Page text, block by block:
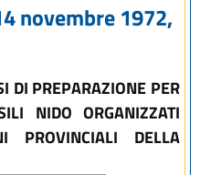
novembre 1972,
DI PREPARAZIONE PER
NIDO ORGANIZZATI
PROVINCIALI DELLA